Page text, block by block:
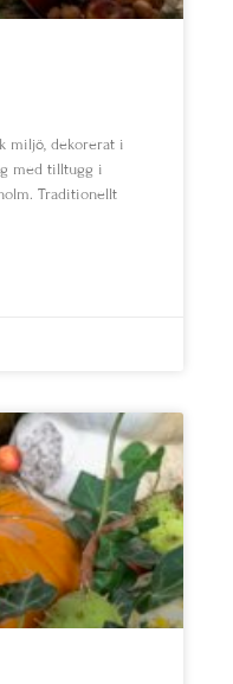
miljö, dekorerat i
med tilltugg i
Traditionellt